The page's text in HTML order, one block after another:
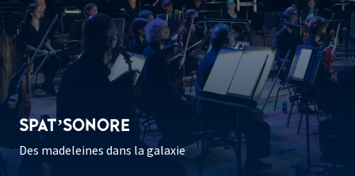
SPAT’SONORE
Des madeleines dans la galaxie